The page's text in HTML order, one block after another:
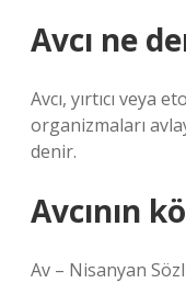
Avcı ne
Avcı, yırtıcı veya
organizmaları
denir.
Avcının
Av – Nisanyan